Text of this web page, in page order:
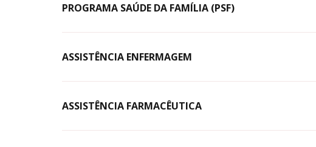
PROGRAMA SAÚDE DA FAMÍLIA (PSF)
ASSISTÊNCIA ENFERMAGEM
ASSISTÊNCIA FARMACÊUTICA